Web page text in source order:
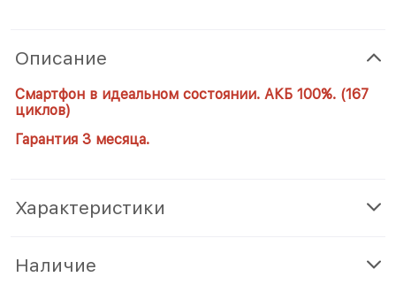
Описание
Смартфон в идеальном состоянии. АКБ 100%. (167
циклов)
Гарантия 3 месяца.
Характеристики
Наличие